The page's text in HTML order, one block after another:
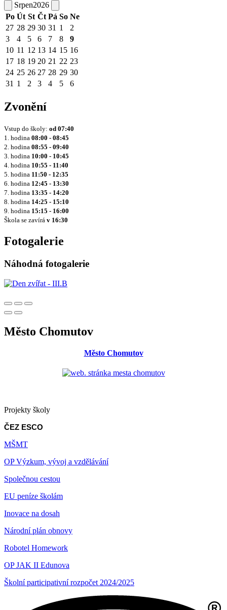
Srpen2026
Po Út St Čt Pá So Ne
27 28 29 30 31 1
2
3
4 5 6 7 8
9
10 11 12 13 14 15 16
17 18 19 20 21 22 23
24 25 26 27 28 29 30
31 1 2 3 4 5 6
Zvonění
Vstup do školy: od 07:40
1. hodina 08:00 - 08:45
2. hodina 08:55 - 09:40
3. hodina 10:00 - 10:45
4. hodina 10:55 - 11:40
5. hodina 11:50 - 12:35
6. hodina 12:45 - 13:30
7. hodina 13:35 - 14:20
8. hodina 14:25 - 15:10
9. hodina 15:15 - 16:00
Škola se zavírá v 16:30
Fotogalerie
Náhodná fotogalerie
Město Chomutov
Město Chomutov
Projekty školy
ČEZ ESCO
MŠMT
OP Výzkum, vývoj a vzdělávání
Společnou cestou
EU peníze školám
Inovace na dosah
Národní plán obnovy
Robotel Homework
OP JAK II Edunova
Školní participativní rozpočet 2024/2025